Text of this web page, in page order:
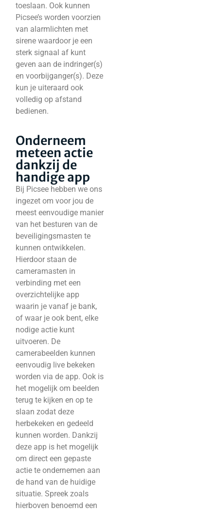
toeslaan. Ook kunnen
Picsee’s worden voorzien
van alarmlichten met
sirene waardoor je een
sterk signaal af kunt
geven aan de indringer(s)
en voorbijganger(s). Deze
kun je uiteraard ook
volledig op afstand
bedienen.
Onderneem
meteen actie
dankzij de
handige app
Bij Picsee hebben we ons
ingezet om voor jou de
meest eenvoudige manier
van het besturen van de
beveiligingsmasten te
kunnen ontwikkelen.
Hierdoor staan de
cameramasten in
verbinding met een
overzichtelijke app
waarin je vanaf je bank,
of waar je ook bent, elke
nodige actie kunt
uitvoeren. De
camerabeelden kunnen
eenvoudig live bekeken
worden via de app. Ook is
het mogelijk om beelden
terug te kijken en op te
slaan zodat deze
herbekeken en gedeeld
kunnen worden. Dankzij
deze app is het mogelijk
om direct een gepaste
actie te ondernemen aan
de hand van de huidige
situatie. Spreek zoals
hierboven benoemd een